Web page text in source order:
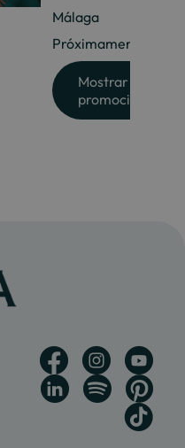
Málaga
Próximamente
Mostrar
promoción